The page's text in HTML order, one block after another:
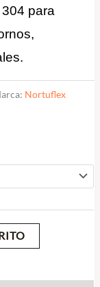
para
Nortuflex